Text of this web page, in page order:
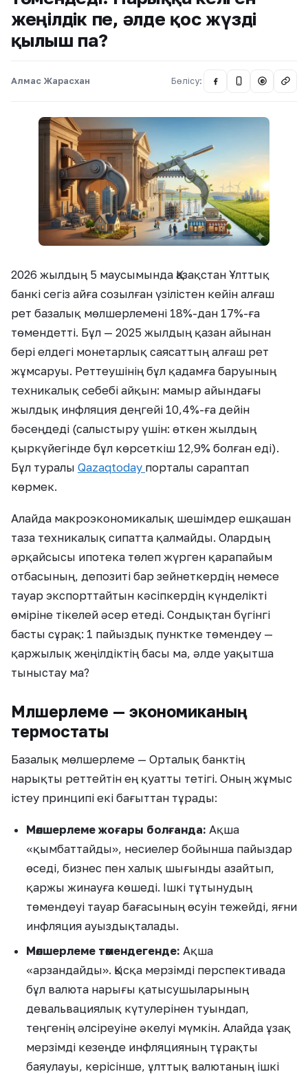
жеңілдік пе, әлде қос жүзді
қылыш па?
Алмас Жарасхан Бөлісу: @
2026 жылдың 5 маусымында Қазақстан Ұлттық
банкі сегіз айға созылған үзілістен кейін алғаш
рет базалық мөлшерлемені 18%-дан 17%-ға
төмендетті. Бұл — 2025 жылдың қазан айынан
бері елдегі монетарлық саясаттың алғаш рет
жұмсаруы. Реттеушінің бұл қадамға баруының
техникалық себебі айқын: мамыр айындағы
жылдық инфляция деңгейі 10,4%-ға дейін
бәсеңдеді (салыстыру үшін: өткен жылдың
қыркүйегінде бұл көрсеткіш 12,9% болған еді).
Бұл туралы Qazaqtoday порталы сараптап
көрмек.
Алайда макроэкономикалық шешімдер ешқашан
таза техникалық сипатта қалмайды. Олардың
әрқайсысы ипотека төлеп жүрген қарапайым
отбасының, депозиті бар зейнеткердің немесе
тауар экспорттайтын кәсіпкердің күнделікті
өміріне тікелей әсер етеді. Сондықтан бүгінгі
басты сұрақ: 1 пайыздық пунктке төмендеу —
қаржылық жеңілдіктің басы ма, әлде уақытша
тыныстау ма?
Мөлшерлеме — экономиканың
термостаты
Базалық мөлшерлеме — Орталық банктің
нарықты реттейтін ең қуатты тетігі. Оның жұмыс
істеу принципі екі бағыттан тұрады:
Мөлшерлеме жоғары болғанда: Ақша
«қымбаттайды», несиелер бойынша пайыздар
өседі, бизнес пен халық шығынды азайтып,
қаржы жинауға көшеді. Ішкі тұтынудың
төмендеуі тауар бағасының өсуін тежейді, яғни
инфляция ауыздықталады.
Мөлшерлеме төмендегенде: Ақша
«арзандайды». Қысқа мерзімді перспективада
бұл валюта нарығы қатысушыларының
девальвациялық күтулерінен туындап,
теңгенің әлсіреуіне әкелуі мүмкін. Алайда ұзақ
мерзімді кезеңде инфляцияның тұрақты
баяулауы, керісінше, ұлттық валютаның ішкі